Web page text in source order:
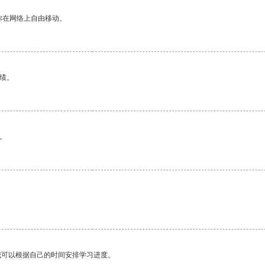
网络上自由移动。
。
以根据自己的时间安排学习进度。